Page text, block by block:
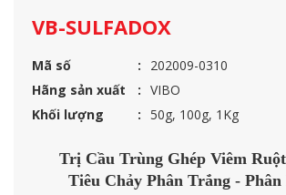
VB-SULFADOX
Mã số
202009-0310
Hãng sản xuất
VIBO
Khối lượng
50g, 100g, 1Kg
Trị Cầu Trùng Ghép Viêm
Tiêu Chảy Phân Trắng -